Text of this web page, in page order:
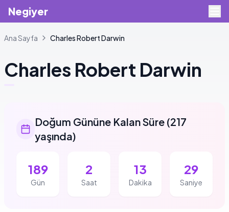
Negiyer
Ana Sayfa CharlesRobert Darwin
Charles Robert Darwin
Doğum Gününe Kalan Süre (217
yaşında)
189
Gün
2
Saat
13
Dakika
28
Saniye